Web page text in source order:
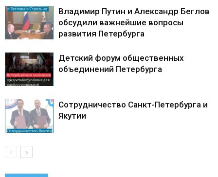
Владимир Путин и Александр Беглов
обсудили важнейшие вопросы
развития Петербурга
Детский форум общественных
объединений Петербурга
Сотрудничество Санкт-Петербурга и
Якутии